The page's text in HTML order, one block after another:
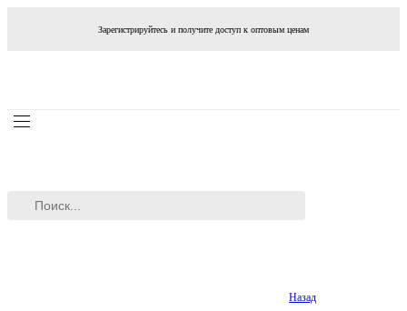
Зарегистрируйтесь и получите доступ к оптовым ценам
Назад